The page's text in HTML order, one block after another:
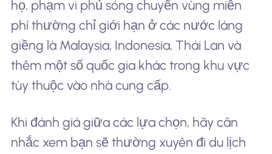
họ, phạm vi phủ sóng chuyển vùng miễn
phí thường chỉ giới hạn ở các nước láng
giềng là Malaysia, Indonesia, Thái Lan và
thêm một số quốc gia khác trong khu vực
tùy thuộc vào nhà cung cấp.
Khi đánh giá giữa các lựa chọn, hãy cân
nhắc xem bạn sẽ thường xuyên đi du lịch